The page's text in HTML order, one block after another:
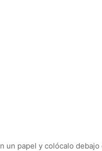
un papel y colócalo debajo